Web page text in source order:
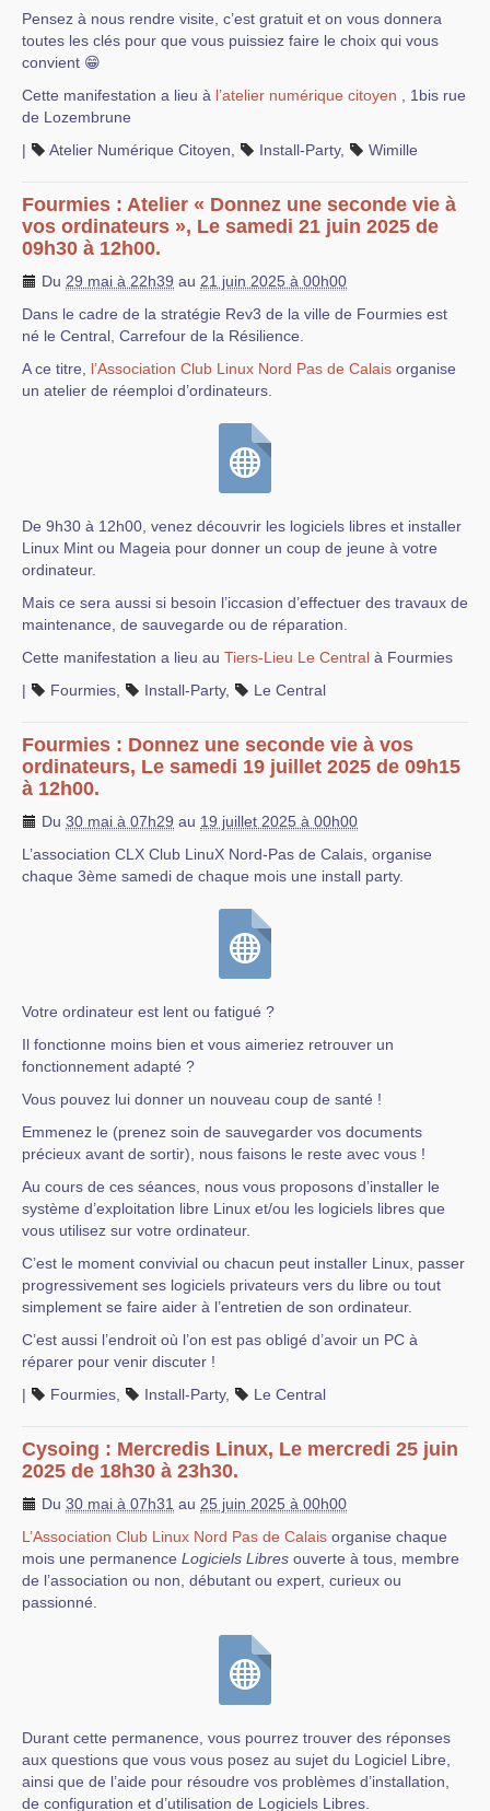
Pensez à nous rendre visite, c’est gratuit et on vous donnera
toutes les clés pour que vous puissiez faire le choix qui vous
convient 😁
Cette manifestation a lieu à l’atelier numérique citoyen , 1bis rue
de Lozembrune
|
Atelier Numérique Citoyen Install-Party, Wimille
Fourmies : Atelier « Donnez une seconde vie à
vos ordinateurs », Le samedi 21 juin 2025 de
09h30 à 12h00.
Du 29 mai à 22h39 au 21 juin 2025 à 00h00
Dans le cadre de la stratégie Rev3 de la ville de Fourmies est
né le Central, Carrefour de la Résilience.
A ce titre, l’Association Club Linux Nord Pas de Calais organise
un atelier de réemploi d’ordinateurs.
De 9h30 à 12h00, venez découvrir les logiciels libres et installer
Linux Mint ou Mageia pour donner un coup de jeune à votre
ordinateur.
Mais ce sera aussi si besoin l’iccasion d’effectuer des travaux de
maintenance, de sauvegarde ou de réparation.
Cette manifestation a lieu au Tiers-Lieu Le Central à Fourmies
|
Fourmies Install-Party, Le Central
Fourmies : Donnez une seconde vie à vos
ordinateurs, Le samedi 19 juillet 2025 de 09h15
à 12h00.
Du 30 mai à 07h29 au 19 juillet 2025 à 00h00
L’association CLX Club LinuX Nord-Pas de Calais, organise
chaque 3ème samedi de chaque mois une install party.
Votre ordinateur est lent ou fatigué ?
Il fonctionne moins bien et vous aimeriez retrouver un
fonctionnement adapté ?
Vous pouvez lui donner un nouveau coup de santé !
Emmenez le (prenez soin de sauvegarder vos documents
précieux avant de sortir), nous faisons le reste avec vous !
Au cours de ces séances, nous vous proposons d’installer le
système d’exploitation libre Linux et/ou les logiciels libres que
vous utilisez sur votre ordinateur.
C’est le moment convivial ou chacun peut installer Linux, passer
progressivement ses logiciels privateurs vers du libre ou tout
simplement se faire aider à l’entretien de son ordinateur.
C’est aussi l’endroit où l’on est pas obligé d’avoir un PC à
réparer pour venir discuter !
|
Fourmies Install-Party, Le Central
Cysoing : Mercredis Linux, Le mercredi 25 juin
2025 de 18h30 à 23h30.
Du 30 mai à 07h31 au 25 juin 2025 à 00h00
L’Association Club Linux Nord Pas de Calais organise chaque
mois une permanence Logiciels Libres ouverte à tous, membre
de l’association ou non, débutant ou expert, curieux ou
passionné.
Durant cette permanence, vous pourrez trouver des réponses
aux questions que vous vous posez au sujet du Logiciel Libre,
ainsi que de l’aide pour résoudre vos problèmes d’installation,
de configuration et d’utilisation de Logiciels Libres.